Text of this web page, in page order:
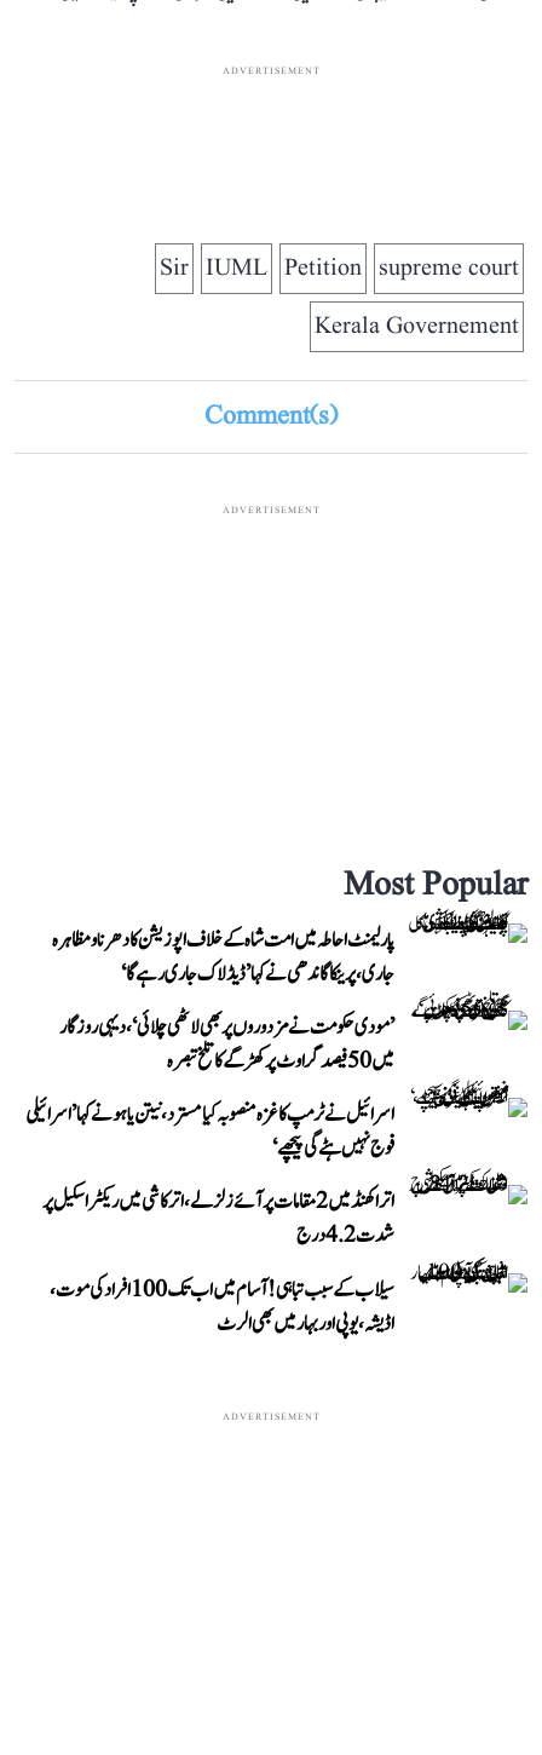
ADVERTISEMENT
supreme court
Petition
IUML
Sir
Kerala Governement
Comment(s)
ADVERTISEMENT
Most Popular
پارلیمنٹ احاطہ میں امت شاہ کے خلاف اپوزیشن کا دھرنا و مظاہرہ
جاری، پرینکا گاندھی نے کہا ’ڈیڈلاک جاری رہے گا‘
’مودی حکومت نے مزدوروں پر بھی لاٹھی چلائی‘، دیہی روزگار
میں 50 فیصد گراوٹ پر کھڑگے کا تلخ تبصرہ
اسرائیل نے ٹرمپ کا غزہ منصوبہ کیا مسترد، نیتن یاہو نے کہا ’اسرائیلی
فوج نہیں ہٹے گی پیچھے‘
اتراکھنڈ میں 2 مقامات پر آئے زلزلے، اترکاشی میں ریکٹر اسکیل پر
شدت 4.2 درج
سیلاب کے سبب تباہی! آسام میں اب تک 100 افراد کی موت،
اڈیشہ، یوپی اور بہار میں بھی الرٹ
ADVERTISEMENT